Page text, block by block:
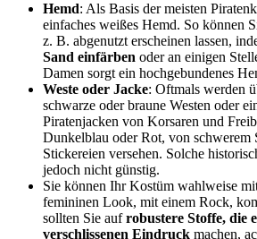
Hemd: Als Basis der meisten
einfaches weißes Hemd. So können
z. B. abgenutzt erscheinen lassen,
Sand einfärben oder an einigen
Damen sorgt ein hochgebundenes
Weste oder Jacke: Oftmals werden
schwarze oder braune Westen oder
Piratenjacken von Korsaren und
Dunkelblau oder Rot, von schwerem
Stickereien versehen. Solche
jedoch nicht günstig.
Sie können Ihr Kostüm wahlweise
femininen Look, mit einem Rock,
sollten Sie aufrobustere Stoffe, die
verschlissenen Eindruck machen,